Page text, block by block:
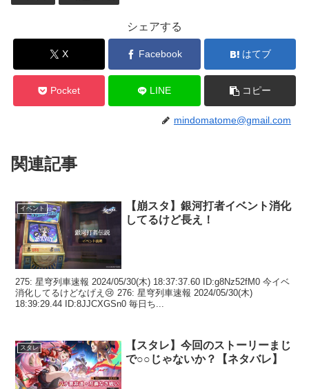
シェアする
X Facebook はてブ
Pocket LINE コピー
mindomatome@gmail.com
関連記事
イベント
【崩スタ】銀河打者イベント消化
してるけど長え！
275: 星穹列車速報 2024/05/30(木) 18:37:37.60 ID:g8Nz52fM0 今イベ
消化してるけどなげえ😢 276: 星穹列車速報 2024/05/30(木)
18:39:29.44 ID:8JJCXGSn0 毎日ち...
スタレ
【スタレ】今回のストーリーまじ
で○○じゃないか？【ネタバレ】